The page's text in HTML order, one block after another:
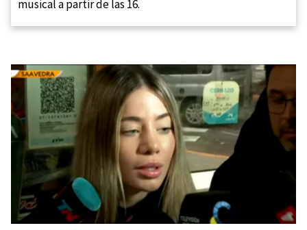
musical a partir de las 16.